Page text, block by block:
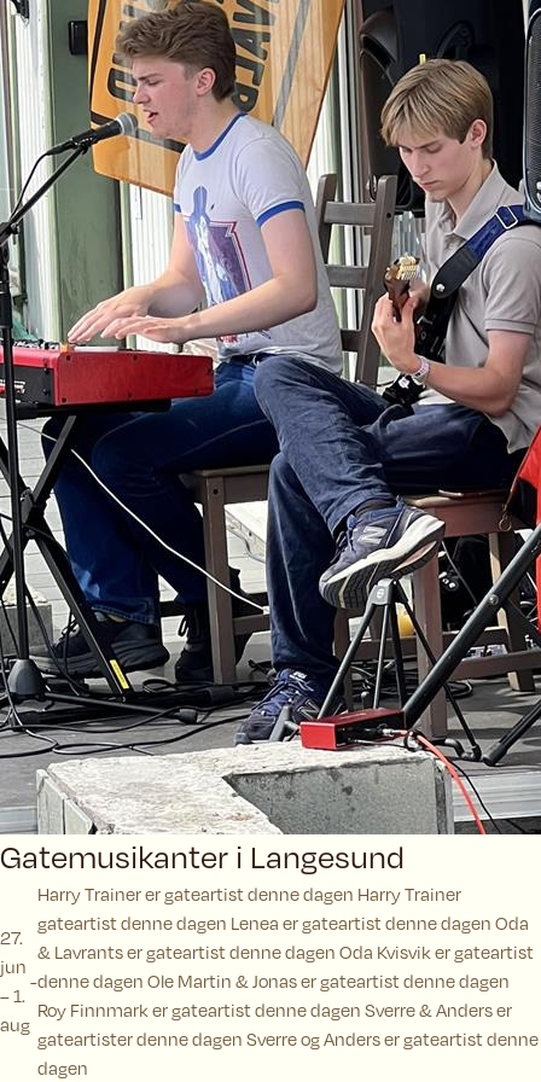
Gatemusikanter i Langesund
27.
jun
– 1.
aug
Harry Trainer er gateartist denne dagen Harry Trainer
gateartist denne dagen Lenea er gateartist denne dagen Oda
& Lavrants er gateartist denne dagen Oda Kvisvik er gateartist
denne dagen Ole Martin & Jonas er gateartist denne dagen
Roy Finnmark er gateartist denne dagen Sverre & Anders er
gateartister denne dagen Sverre og Anders er gateartist denne
dagen